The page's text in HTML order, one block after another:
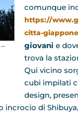
comunque
https://
citta-
giovani e
trova la
Qui vicino
cubi impilati
design,
di